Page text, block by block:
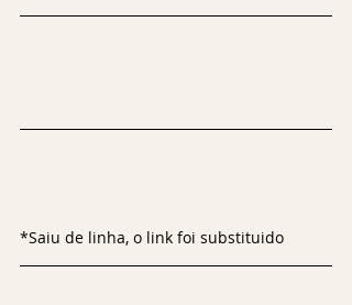
*Saiu de linha, o link foi substituido